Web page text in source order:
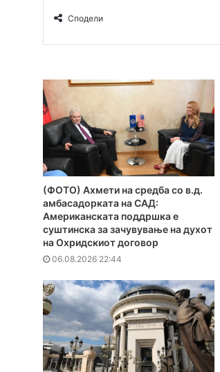
Сподели
(ФОТО) Ахмети на средба со в.д.
амбасадорката на САД:
Американската поддршка е
суштинска за зачувување на духот
на Охридскиот договор
06.08.2026 22:44